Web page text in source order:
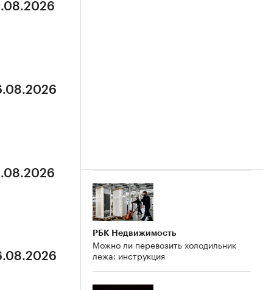
РБК Недвижимость
Можно ли перевозить холодильник
лежа: инструкция